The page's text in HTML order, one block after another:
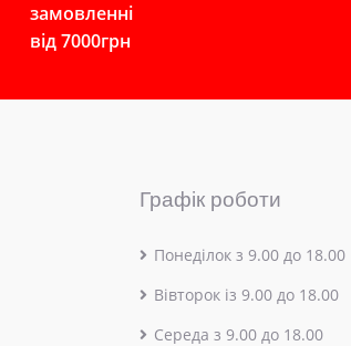
замовленні
від 7000грн
Графік роботи
Понеділок з 9.00 до 18.00
Вівторок із 9.00 до 18.00
Середа з 9.00 до 18.00